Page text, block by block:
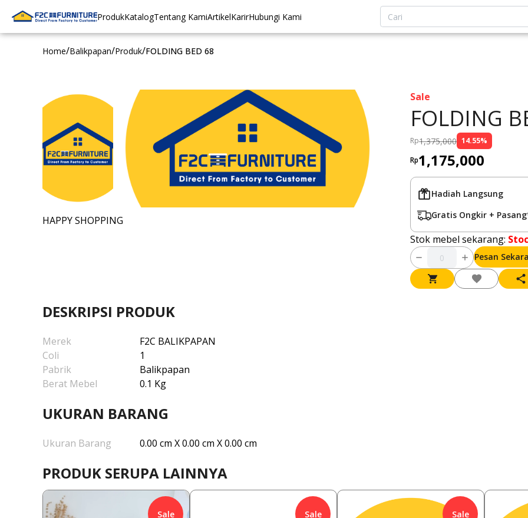
ProdukKatalogTentang KamiArtikelKarirHubungi Kami
Home/Balikpapan/Produk/FOLDING BED 68
HAPPY SHOPPING
Sale
FOLDING
Rp1,375,000 14.55%
Rp1,175,000
Hadiah Langsung
Gratis Ongkir +
Stok mebel sekarang:
Pesan
DESKRIPSI PRODUK
Merek
F2C BALIKPAPAN
Coli
1
Pabrik
Balikpapan
Berat Mebel
0.1 Kg
UKURAN BARANG
Ukuran Barang 0.00 cm X 0.00 cm X 0.00 cm
PRODUK SERUPA LAINNYA
Sale Sale Sale